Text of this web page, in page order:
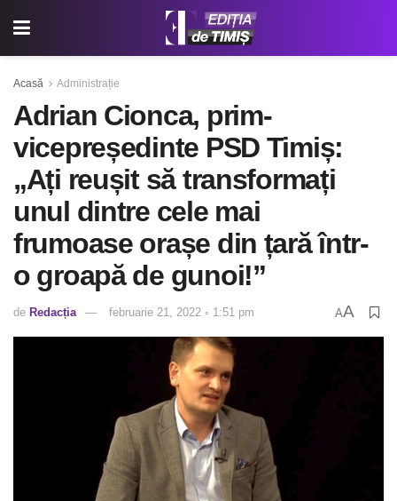
Acasă Administrație
Adrian Cionca, prim-
vicepreședinte PSD Timiș:
„Ați reușit să transformați
unul dintre cele mai
frumoase orașe din țară într-
o groapă de gunoi!”
de Redacția februarie 21, 2022 ◦ 1:51 pm AA